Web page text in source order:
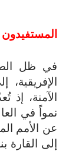
في ظل
الآمنة، إذ
نمواً في
عن الأمم